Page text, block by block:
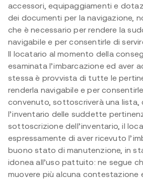
accessori, equipaggiamenti e
dei documenti per la navigazione,
che è necessario per rendere la
navigabile e per consentirle di
Il locatario al momento della
esaminata l’imbarcazione ed aver
stessa è provvista di tutte le
renderla navigabile e per
convenuto, sottoscriverà una lista,
l’inventario delle suddette
sottoscrizione dell’inventario, il
espressamente di aver ricevuto
buono stato di manutenzione, in
idonea all’uso pattuito: ne segue
muovere più alcuna contestazione